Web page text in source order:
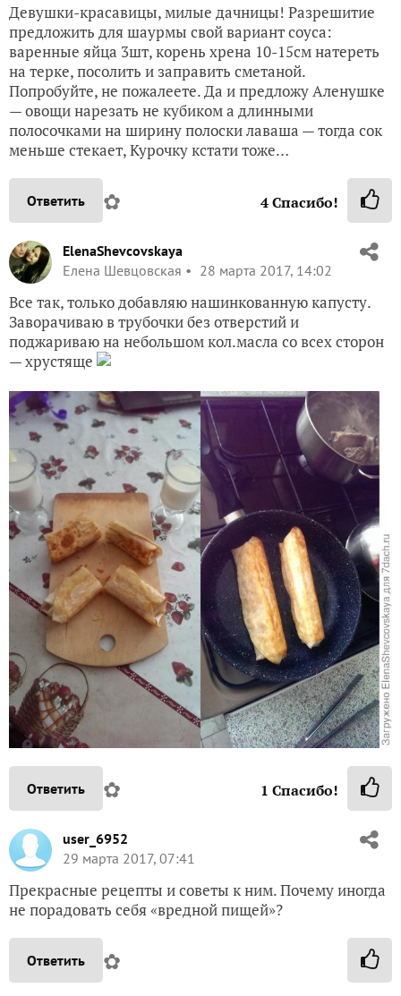
Девушки-красавицы, милые дачницы! Разрешитие
предложить для шаурмы свой вариант соуса:
варенные яйца 3шт, корень хрена 10-15см натереть
на терке, посолить и заправить сметаной.
Попробуйте, не пожалеете. Да и предложу Аленушке
— овощи нарезать не кубиком а длинными
полосочками на ширину полоски лаваша — тогда сок
меньше стекает, Курочку кстати тоже…
Ответить ✿ 4Спасибо!
ElenaShevcovskaya
Елена Шевцовская
28 марта 2017, 14:02
Все так, только добавляю нашинкованную капусту.
Заворачиваю в трубочки без отверстий и
поджариваю на небольшом кол.масла со всех сторон
— хрустяще
Ответить ✿ 1 Спасибо!
user_6952
29 марта 2017, 07:41
Прекрасные рецепты и советы к ним. Почему иногда
не порадовать себя «вредной пищей»?
Ответить ✿